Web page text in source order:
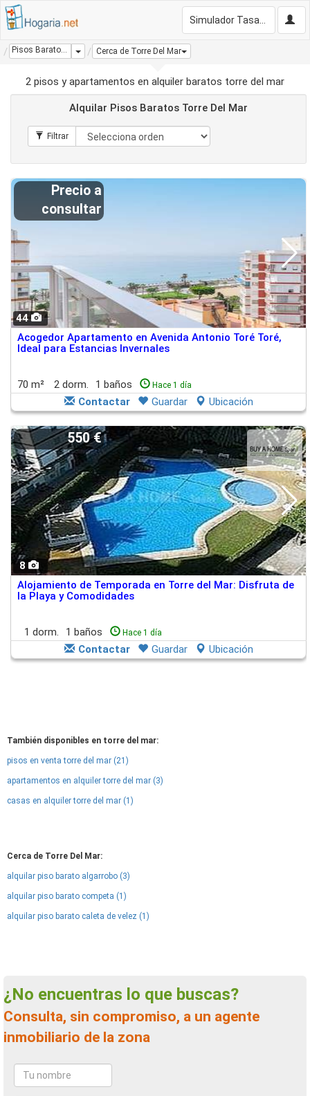
Pisos Baratos Torre Del Mar Dropdown
Cerca de Torre Del Mar
2 pisos y apartamentos en alquiler baratos torre del mar
Alquilar Pisos Baratos Torre Del Mar
44
Precio a
consultar
Acogedor Apartamento en Avenida Antonio Toré Toré,
Ideal para Estancias Invernales
70 m² 2 dorm. 1 baños Hace 1 día
Contactar Guardar Ubicación
8
550 €
Alojamiento de Temporada en Torre del Mar: Disfruta de
la Playa y Comodidades
1 dorm. 1 baños Hace 1 día
Contactar Guardar Ubicación
También disponibles en torre del mar:
pisos en venta torre del mar (21)
apartamentos en alquiler torre del mar (3)
casas en alquiler torre del mar (1)
Cerca de Torre Del Mar:
alquilar piso barato algarrobo (3)
alquilar piso barato competa (1)
alquilar piso barato caleta de velez (1)
¿No encuentras lo que buscas?
Consulta, sin compromiso, a un agente
inmobiliario de la zona